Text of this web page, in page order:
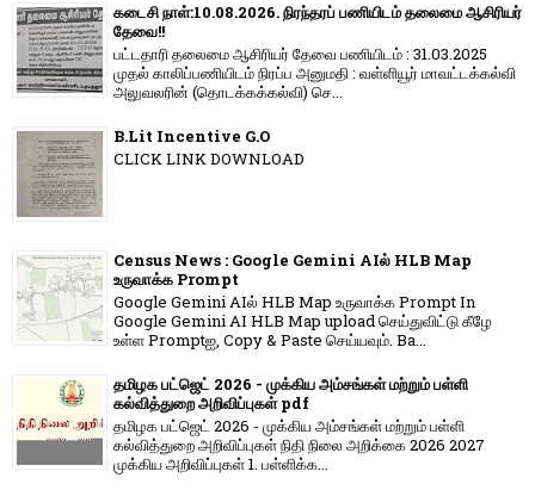
கடைசி நாள்:10.08.2026. நிரந்தரப் பணியிடம் தலைமை ஆசிரியர்
தேவை!!
பட்டதாரி தலைமை ஆசிரியர் தேவை பணியிடம் : 31.03.2025
முதல் காலிப்பணியிடம் நிரப்ப அனுமதி : வள்ளியூர் மாவட்டக்கல்வி
அலுவலரின் (தொடக்கக்கல்வி) செ...
B.Lit Incentive G.O
CLICK LINK DOWNLOAD
Census News : Google Gemini AIல் HLB Map
உருவாக்க Prompt
Google Gemini AIல் HLB Map உருவாக்க Prompt In
Google Gemini AI HLB Map upload செய்துவிட்டு கீழே
உள்ள Promptஐ, Copy & Paste செய்யவும். Ba...
தமிழக பட்ஜெட் 2026 - முக்கிய அம்சங்கள் மற்றும் பள்ளி
கல்வித்துறை அறிவிப்புகள் pdf
தமிழக பட்ஜெட் 2026 - முக்கிய அம்சங்கள் மற்றும் பள்ளி
கல்வித்துறை அறிவிப்புகள் நிதி நிலை அறிக்கை 2026 2027
முக்கிய அறிவிப்புகள் 1. பள்ளிக்க...